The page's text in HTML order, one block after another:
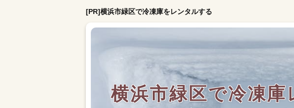
[PR]横浜市緑区で冷凍庫をレンタルする
横浜市緑区で冷凍